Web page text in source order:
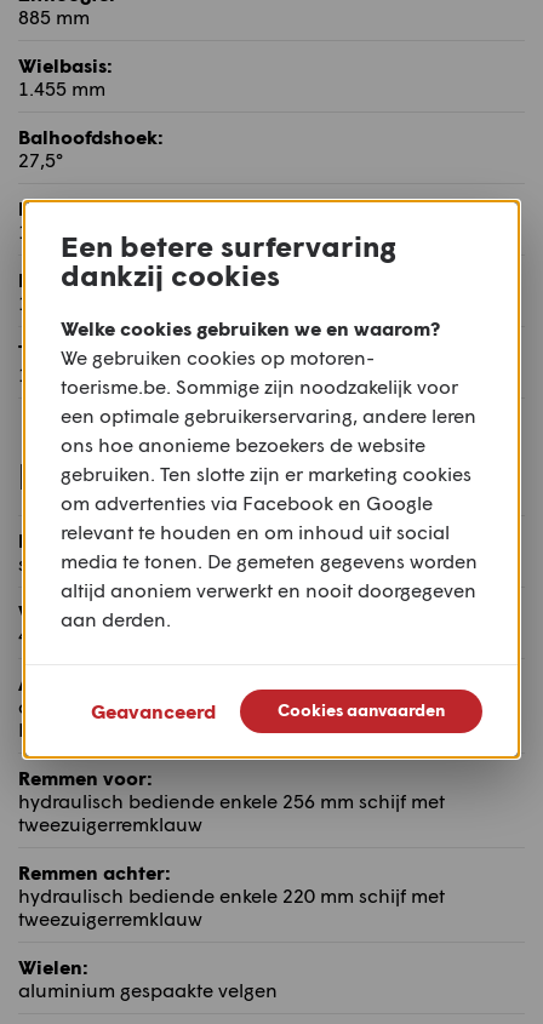
885 mm
Wielbasis:
1.455 mm
Balhoofdshoek:
27,5°
Naloop:
109 mm
Rijklaar gewicht:
153 kg
Tankinhoud:
12,8 l
Rijwielgedeelte
Frame:
stalen dubbel wiegframe
Voorvering:
43 mm UPSD met 250 mm veerweg
Achtervering:
aluminium dubbelzijdige achterbrug volledig regelbare
Prolink monoshock met 240 mm veerweg
Remmen voor:
hydraulisch bediende enkele 256 mm schijf met
tweezuigerremklauw
Remmen achter:
hydraulisch bediende enkele 220 mm schijf met
tweezuigerremklauw
Wielen:
aluminium gespaakte velgen
Een betere surfervaring
dankzij cookies
Welke cookies gebruiken we en waarom?
We gebruiken cookies op motoren-
toerisme.be. Sommige zijn noodzakelijk voor
een optimale gebruikerservaring, andere leren
ons hoe anonieme bezoekers de website
gebruiken. Ten slotte zijn er marketing cookies
om advertenties via Facebook en Google
relevant te houden en om inhoud uit social
media te tonen. De gemeten gegevens worden
altijd anoniem verwerkt en nooit doorgegeven
aan derden.
Geavanceerd Cookies aanvaarden